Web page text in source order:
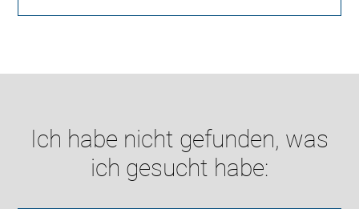
Ich habe nicht gefunden, was
ich gesucht habe: